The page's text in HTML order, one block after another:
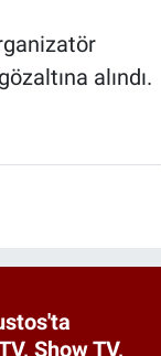
alındı.
Show TV,